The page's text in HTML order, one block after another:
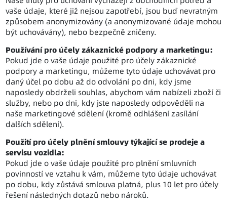
vaše údaje, které již nejsou zapotřebí, jsou buď nevratným
způsobem anonymizovány (a anonymizované údaje mohou
být uchovávány), nebo bezpečně zničeny.
Používání pro účely zákaznické podpory a marketingu:
Pokud jde o vaše údaje použité pro účely zákaznické
podpory a marketingu, můžeme tyto údaje uchovávat pro
daný účel po dobu až do odvolání po dni, kdy jsme
naposledy obdrželi souhlas, abychom vám nabízeli zboží či
služby, nebo po dni, kdy jste naposledy odpověděli na
naše marketingové sdělení (kromě odhlášení zasílání
dalších sdělení).
Použití pro účely plnění smlouvy týkající se prodeje a
servisu vozidla:
Pokud jde o vaše údaje použité pro plnění smluvních
povinností ve vztahu k vám, můžeme tyto údaje uchovávat
po dobu, kdy zůstává smlouva platná, plus 10 let pro účely
řešení následných dotazů nebo nároků.